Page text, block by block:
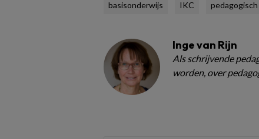
basisonderwijs IKC
Inge van Rijn
Als schrijvende
worden, over